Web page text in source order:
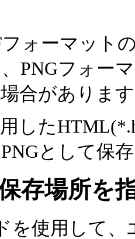
フォーマット
PNGフォー
合がありま
した
として保
存場所を
を使用して